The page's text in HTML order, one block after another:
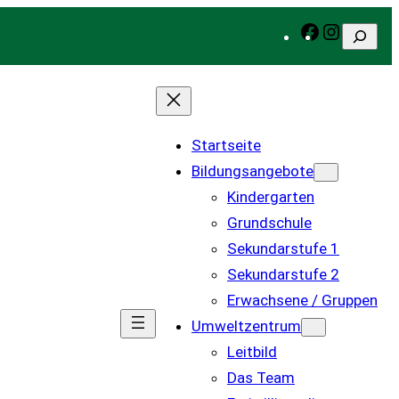
Facebook
Suchen
Startseite
Bildungsangebote
Kindergarten
Grundschule
Sekundarstufe 1
Sekundarstufe 2
Erwachsene / Gruppen
Umweltzentrum
Leitbild
Das Team